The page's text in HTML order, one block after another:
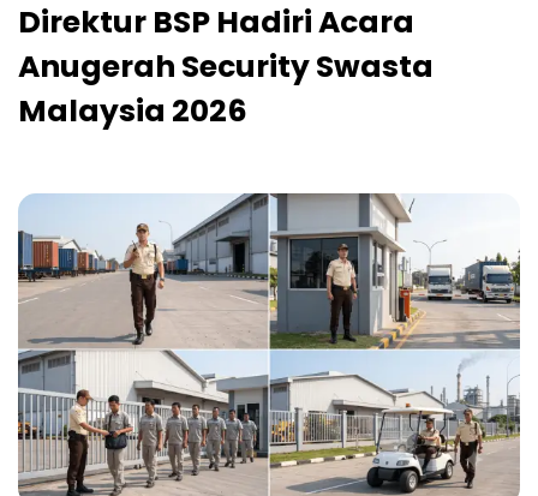
Direktur BSP Hadiri Acara
Anugerah Security Swasta
Malaysia 2026